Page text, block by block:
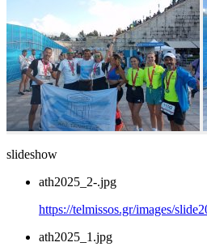
slideshow
ath2025_2-.jpg
https://telmissos.gr/images/
ath2025_1.jpg